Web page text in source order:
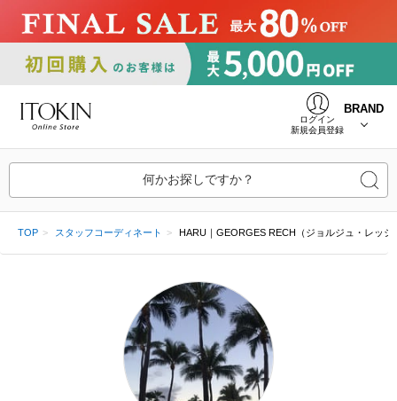
ログイン
新規会員登録
BRAND
何かお探しですか？
TOP スタッフコーディネート HARU｜GEORGES RECH（ジョルジュ・レッシ